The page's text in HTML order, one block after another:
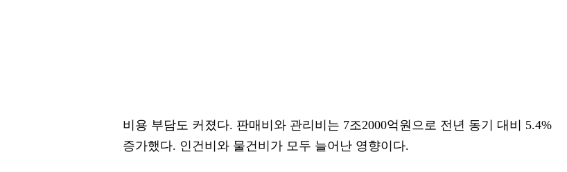
비용 부담도 커졌다. 판매비와 관리비는 7조2000억원으로 전년 동기 대비 5.4%
증가했다. 인건비와 물건비가 모두 늘어난 영향이다.